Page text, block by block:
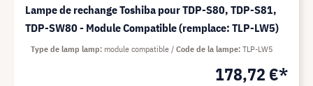
Lampe de rechange Toshiba pour TDP-S80, TDP-S81,
TDP-SW80 - Module Compatible (remplace: TLP-LW5)
178,72 €*
Type de lamp lamp module compatible Code de la lampe TLP-LW5